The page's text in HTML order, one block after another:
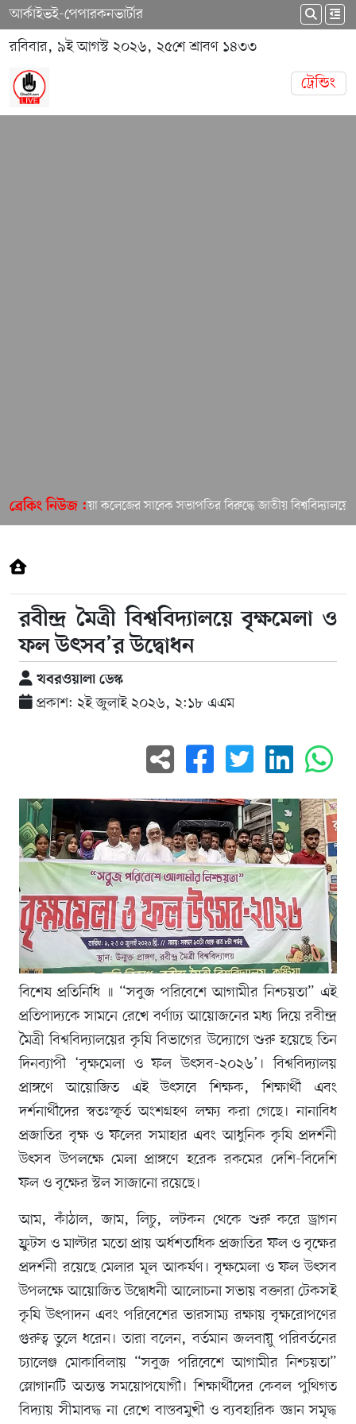
আর্কাইভই-পেপারকনভার্টার
রবিবার, ৯ই আগস্ট ২০২৬, ২৫শে শ্রাবণ ১৪৩৩
ট্রেন্ডিং
ব্রেকিং নিউজ :
ইসলামিয়া কলেজের সাবেক সভাপতির বিরুদ্ধে জাতীয় বিশ্ববিদ্যালয়ে
রবীন্দ্র মৈত্রী বিশ্ববিদ্যালয়ে বৃক্ষমেলা ও
ফল উৎসব’র উদ্বোধন
খবরওয়ালা ডেস্ক
প্রকাশ: ২ই জুলাই ২০২৬, ২:১৮ এএম
বিশেষ প্রতিনিধি ॥ “সবুজ পরিবেশে আগামীর নিশ্চয়তা” এই
প্রতিপাদ্যকে সামনে রেখে বর্ণাঢ্য আয়োজনের মধ্য দিয়ে রবীন্দ্র
মৈত্রী বিশ্ববিদ্যালয়ের কৃষি বিভাগের উদ্যোগে শুরু হয়েছে তিন
দিনব্যাপী ‘বৃক্ষমেলা ও ফল উৎসব-২০২৬’। বিশ্ববিদ্যালয়
প্রাঙ্গণে আয়োজিত এই উৎসবে শিক্ষক, শিক্ষার্থী এবং
দর্শনার্থীদের স্বতঃস্ফূর্ত অংশগ্রহণ লক্ষ্য করা গেছে। নানাবিধ
প্রজাতির বৃক্ষ ও ফলের সমাহার এবং আধুনিক কৃষি প্রদর্শনী
উৎসব উপলক্ষে মেলা প্রাঙ্গণে হরেক রকমের দেশি-বিদেশি
ফল ও বৃক্ষের স্টল সাজানো রয়েছে।
আম, কাঁঠাল, জাম, লিচু, লটকন থেকে শুরু করে ড্রাগন
ফ্রুটস ও মাল্টার মতো প্রায় অর্ধশতাধিক প্রজাতির ফল ও বৃক্ষের
প্রদর্শনী রয়েছে মেলার মূল আকর্ষণ। বৃক্ষমেলা ও ফল উৎসব
উপলক্ষে আয়োজিত উদ্বোধনী আলোচনা সভায় বক্তারা টেকসই
কৃষি উৎপাদন এবং পরিবেশের ভারসাম্য রক্ষায় বৃক্ষরোপণের
গুরুত্ব তুলে ধরেন। তারা বলেন, বর্তমান জলবায়ু পরিবর্তনের
চ্যালেঞ্জ মোকাবিলায় “সবুজ পরিবেশে আগামীর নিশ্চয়তা”
স্লোগানটি অত্যন্ত সময়োপযোগী। শিক্ষার্থীদের কেবল পুথিগত
বিদ্যায় সীমাবদ্ধ না রেখে বাস্তবমুখী ও ব্যবহারিক জ্ঞান সমৃদ্ধ